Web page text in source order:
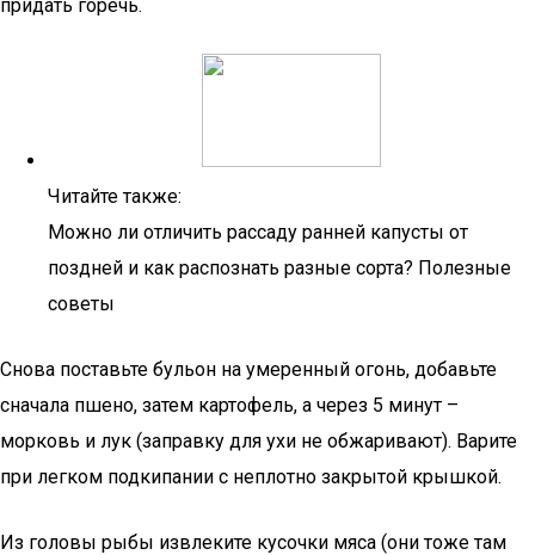
придать горечь.
Читайте также:
Можно ли отличить рассаду ранней капусты от
поздней и как распознать разные сорта? Полезные
советы
Снова поставьте бульон на умеренный огонь, добавьте
сначала пшено, затем картофель, а через 5 минут –
морковь и лук (заправку для ухи не обжаривают). Варите
при легком подкипании с неплотно закрытой крышкой.
Из головы рыбы извлеките кусочки мяса (они тоже там